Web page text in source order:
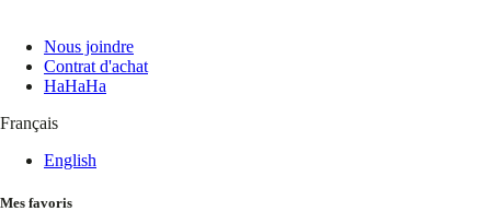
Nous joindre
Contrat d'achat
HaHaHa
Français
English
Mes favoris